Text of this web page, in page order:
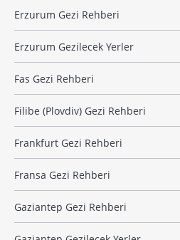
Erzurum Gezi Rehberi
Erzurum Gezilecek Yerler
Fas Gezi Rehberi
Filibe (Plovdiv) Gezi Rehberi
Frankfurt Gezi Rehberi
Fransa Gezi Rehberi
Gaziantep Gezi Rehberi